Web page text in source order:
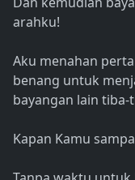
arahku!
Aku menahan
benang untuk
bayangan lain
Kapan Kamu